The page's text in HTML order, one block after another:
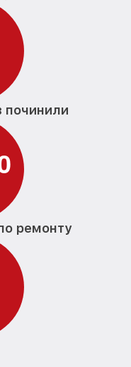
починили
ремонту